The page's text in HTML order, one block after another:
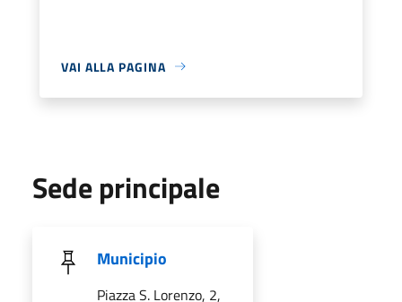
VAI ALLA PAGINA
Sede principale
Municipio
Piazza S. Lorenzo, 2,